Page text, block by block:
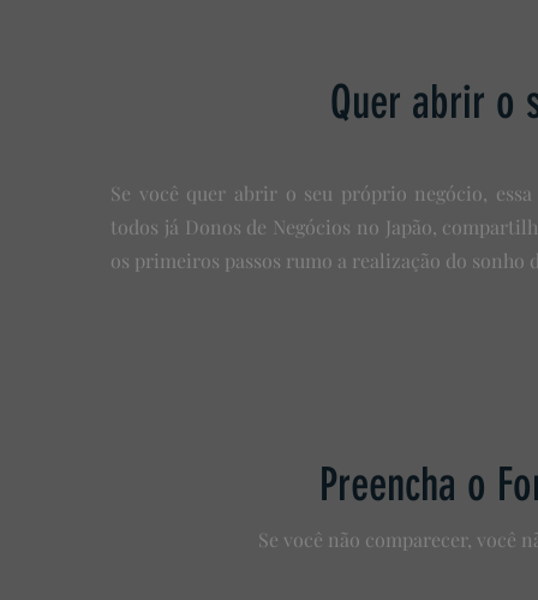
Quer abrir o
Se você quer abrir o seu próprio negócio,
todos já Donos de Negócios no Japão,
os primeiros passos rumo a realização do
Preencha o
Se você não comparecer, você